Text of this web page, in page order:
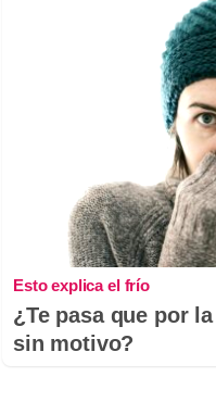
Esto explica el frío
¿Te pasa que por
sin motivo?